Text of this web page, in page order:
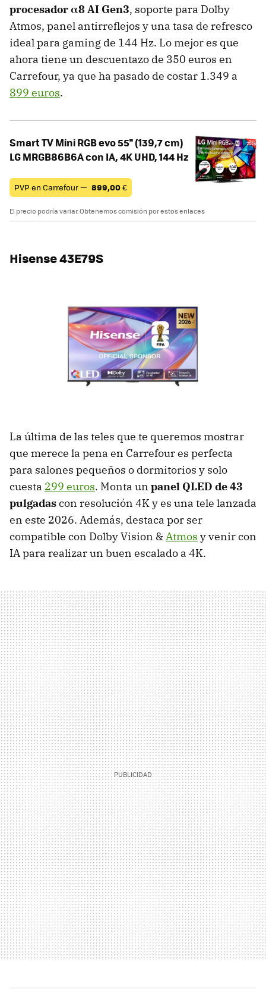
procesador α8 AI Gen3, soporte para Dolby
Atmos, panel antirreflejos y una tasa de refresco
ideal para gaming de 144 Hz. Lo mejor es que
ahora tiene un descuentazo de 350 euros en
Carrefour, ya que ha pasado de costar 1.349 a
899 euros.
Smart TV Mini RGB evo 55'' (139,7 cm)
LG MRGB86B6A con IA, 4K UHD, 144 Hz
PVP en Carrefour — 899,00€
El precio podría variar. Obtenemos comisión por estos enlaces
Hisense 43E79S
La última de las teles que te queremos mostrar
que merece la pena en Carrefour es perfecta
para salones pequeños o dormitorios y solo
cuesta 299 euros. Monta un panel QLED de 43
pulgadascon resolución 4K y es una tele lanzada
en este 2026. Además, destaca por ser
compatible con Dolby Vision &Atmos y venir con
IA para realizar un buen escalado a 4K.